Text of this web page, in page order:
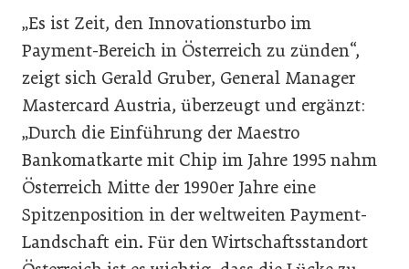
„Es ist Zeit, den Innovationsturbo im
Payment-Bereich in Österreich zu zünden“,
zeigt sich Gerald Gruber, General Manager
Mastercard Austria, überzeugt und ergänzt:
„Durch die Einführung der Maestro
Bankomatkarte mit Chip im Jahre 1995 nahm
Österreich Mitte der 1990er Jahre eine
Spitzenposition in der weltweiten Payment-
Landschaft ein. Für den Wirtschaftsstandort